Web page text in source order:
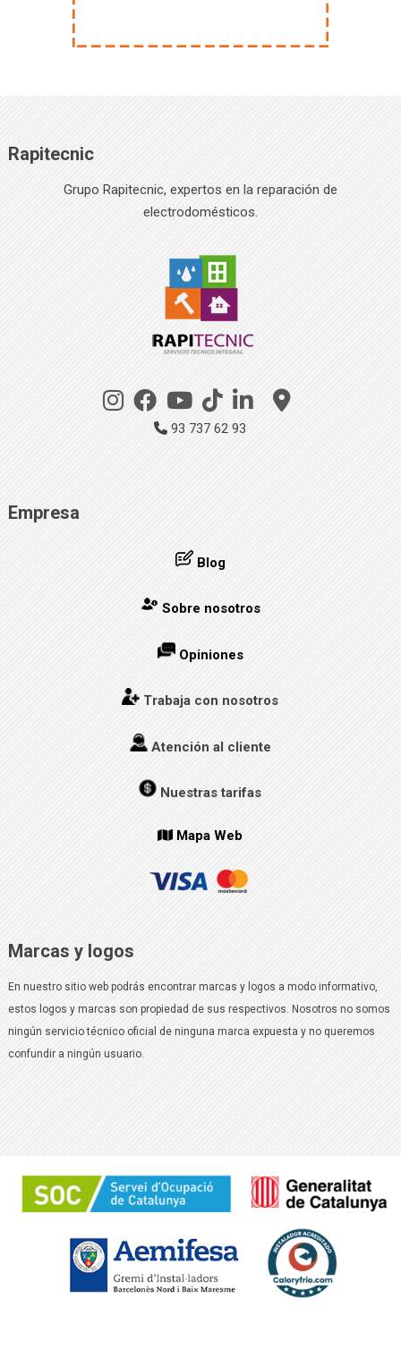
Rapitecnic
Grupo Rapitecnic, expertos en la reparación de
electrodomésticos.
93 737 62 93
Empresa
Blog
Sobre nosotros
Opiniones
Trabaja con nosotros
Atención al cliente
Nuestras tarifas
Mapa Web
Marcas y logos
En nuestro sitio web podrás encontrar marcas y logos a modo informativo,
estos logos y marcas son propiedad de sus respectivos. Nosotros no somos
ningún servicio técnico oficial de ninguna marca expuesta y no queremos
confundir a ningún usuario.